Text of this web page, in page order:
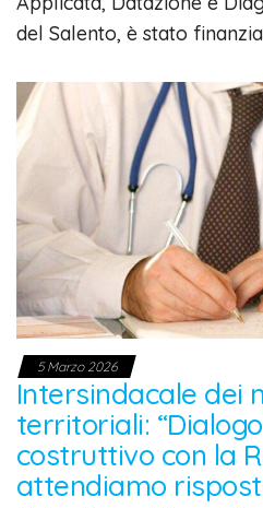
del Salento, è stato
5 Marzo 2026
Intersindacale dei
territoriali:
costruttivo con la
attendiamo